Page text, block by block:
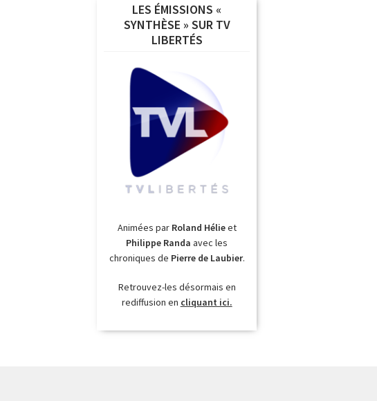
LES ÉMISSIONS «
SYNTHÈSE » SUR TV
LIBERTÉS
Animées par Roland Hélieet
Philippe Randa avec les
chroniques de Pierre de Laubier.
Retrouvez-les désormais en
rediffusion en cliquant ici.